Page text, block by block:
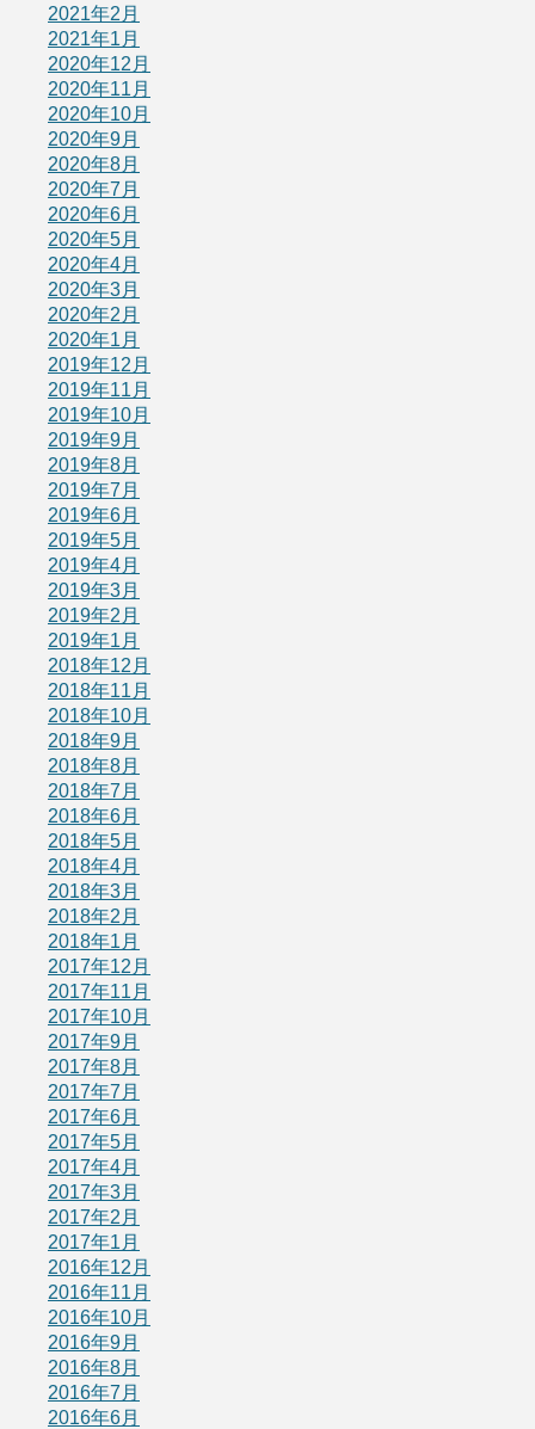
2021年2月
2021年1月
2020年12月
2020年11月
2020年10月
2020年9月
2020年8月
2020年7月
2020年6月
2020年5月
2020年4月
2020年3月
2020年2月
2020年1月
2019年12月
2019年11月
2019年10月
2019年9月
2019年8月
2019年7月
2019年6月
2019年5月
2019年4月
2019年3月
2019年2月
2019年1月
2018年12月
2018年11月
2018年10月
2018年9月
2018年8月
2018年7月
2018年6月
2018年5月
2018年4月
2018年3月
2018年2月
2018年1月
2017年12月
2017年11月
2017年10月
2017年9月
2017年8月
2017年7月
2017年6月
2017年5月
2017年4月
2017年3月
2017年2月
2017年1月
2016年12月
2016年11月
2016年10月
2016年9月
2016年8月
2016年7月
2016年6月